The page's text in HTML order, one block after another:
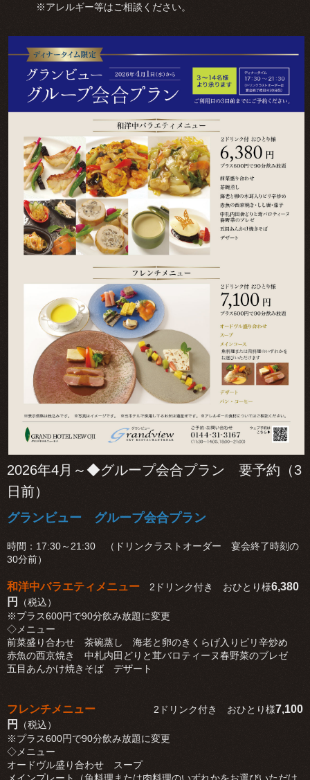
※アレルギー等はご相談ください。
2026年4月～◆グループ会合プラン 要予約（3
日前）
グランビュー グループ会合プラン
時間：17:30～21:30 （ドリンクラストオーダー 宴会終了時刻の
30分前）
和洋中バラエティメニュー 2ドリンク付き おひとり様6,380
円
（税込）
※プラス600円で90分飲み放題に変更
◇メニュー
前菜盛り合わせ 茶碗蒸し 海老と卵のきくらげ入りピリ辛炒め
赤魚の西京焼き 中札内田どりと茸バロティーヌ春野菜のブレゼ
五目あんかけ焼きそば デザート
フレンチメニュー 2ドリンク付き おひとり様7,100
円
（税込）
※プラス600円で90分飲み放題に変更
◇メニュー
オードヴル盛り合わせ スープ